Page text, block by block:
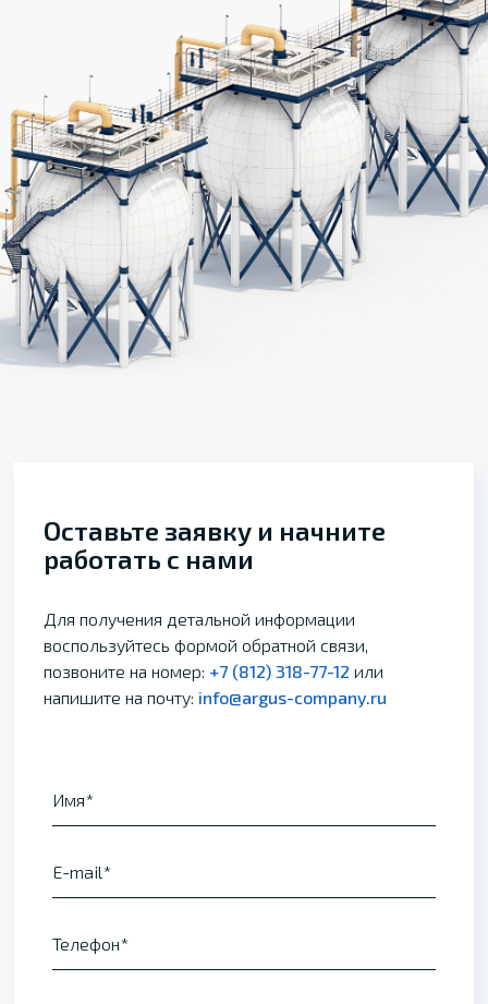
Оставьте заявку и начните
работать с нами
Для получения детальной информации
воспользуйтесь формой обратной связи,
позвоните на номер: +7 (812) 318-77-12 или
напишите на почту: info@argus-company.ru
Имя
E-mail
Телефон